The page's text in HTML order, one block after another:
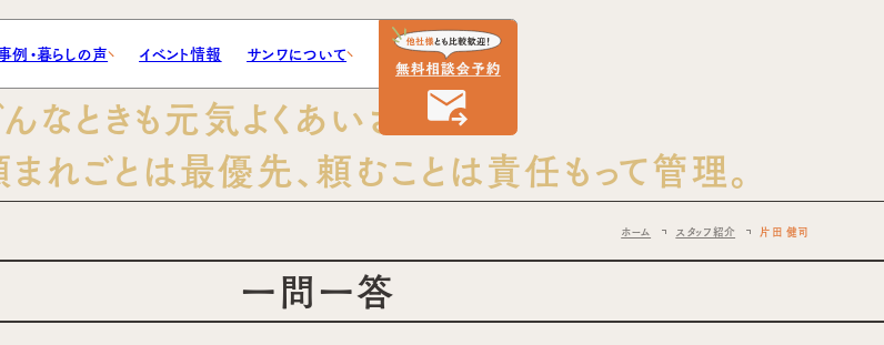
例・暮らしの声 イベント情報 サンワについて
なときも元気よくあいさつ！
れごとは最優先、頼むことは責任もって管理。
ホーム スタッフ紹介 片田 健司
一問一答